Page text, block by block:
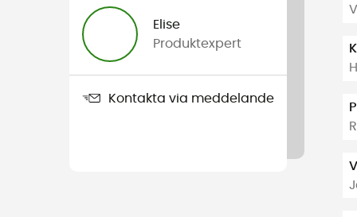
Elise
Produktexpert
Kontakta via meddelande